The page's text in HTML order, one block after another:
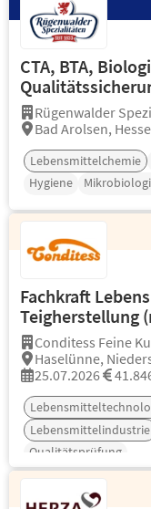
CTA, BTA,
Rügenwalder
Bad Arolsen,
Lebensmittelchemie
Hygiene
Fachkraft
Teigherstellung
Conditess Feine
Haselünne,
25.07.2026
Lebensmittelindustrie
Qualitätsprüfung